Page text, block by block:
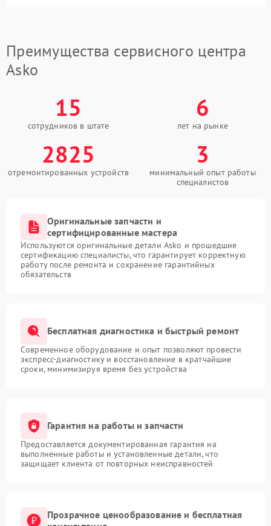
Преимущества сервисного центра
Asko
15
сотрудников в штате
6
лет на рынке
2825
отремонтированных устройств
3
минимальный опыт работы
специалистов
Оригинальные запчасти и
сертифицированные мастера
Используются оригинальные детали Asko и прошедшие
сертификацию специалисты, что гарантирует корректную
работу после ремонта и сохранение гарантийных
обязательств
Бесплатная диагностика и быстрый ремонт
Современное оборудование и опыт позволяют провести
экспресс-диагностику и восстановление в кратчайшие
сроки, минимизируя время без устройства
Гарантия на работы и запчасти
Предоставляется документированная гарантия на
выполненные работы и установленные детали, что
защищает клиента от повторных неисправностей
Прозрачное ценообразование и бесплатная